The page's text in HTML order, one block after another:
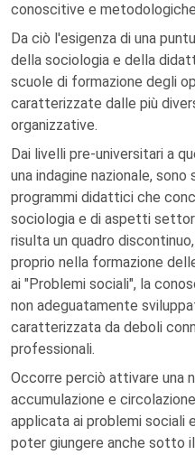
conoscitive e
Da ciò l'esigenza di una
della sociologia e della
scuole di formazione degli
caratterizzate dalle più
organizzative.
Dai livelli pre-universitari a
una indagine nazionale,
programmi didattici che
sociologia e di aspetti
risulta un quadro
proprio nella formazione
ai "Problemi sociali", la
non adeguatamente
caratterizzata da deboli
professionali.
Occorre perciò attivare una
accumulazione e
applicata ai problemi sociali
poter giungere anche sotto